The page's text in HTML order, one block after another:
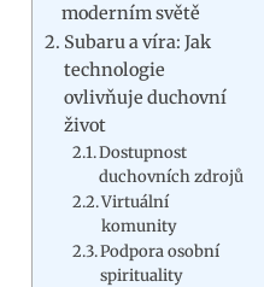
moderním světě
Subaru a víra: Jak
technologie
ovlivňuje duchovní
život
Dostupnost
duchovních zdrojů
Virtuální
komunity
Podpora osobní
spirituality